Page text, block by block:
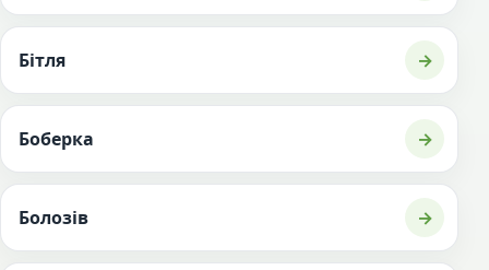
Бітля →
Боберка →
Болозів →